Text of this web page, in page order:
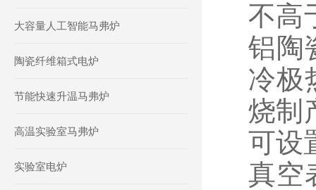
大容量人工智能马弗炉
陶瓷纤维箱式电炉
节能快速升温马弗炉
高温实验室马弗炉
实验室电炉
不高
铝陶
冷极
烧制
可设
真空